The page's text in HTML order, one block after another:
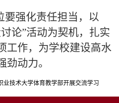
要强化责任担当，以
论”活动为契机，扎实
工作，为学校建设高水
劲动力。
业技术大学体育教学部开展交流学习